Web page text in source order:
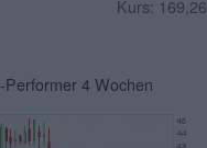
Kurs: 169,26
Performer 4 Wochen